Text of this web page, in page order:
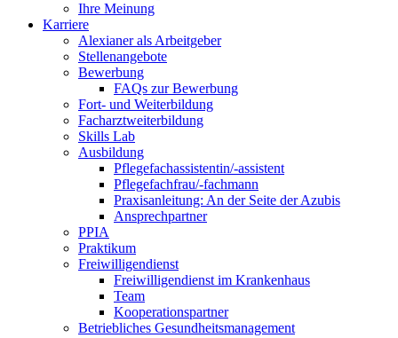
Ihre Meinung
Karriere
Alexianer als Arbeitgeber
Stellenangebote
Bewerbung
FAQs zur Bewerbung
Fort- und Weiterbildung
Facharztweiterbildung
Skills Lab
Ausbildung
Pflegefachassistentin/-assistent
Pflegefachfrau/-fachmann
Praxisanleitung: An der Seite der Azubis
Ansprechpartner
PPIA
Praktikum
Freiwilligendienst
Freiwilligendienst im Krankenhaus
Team
Kooperationspartner
Betriebliches Gesundheitsmanagement